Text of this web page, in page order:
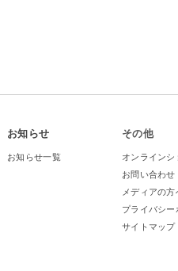
お知らせ
お知らせ一覧
その他
オンラインシ
お問い合わせ
メディアの方
プライバシー
サイトマップ